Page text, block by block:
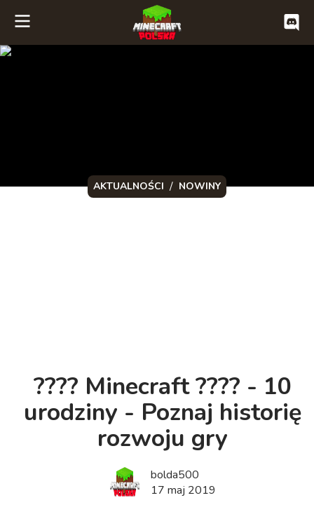
AKTUALNOŚCI / NOWINY
???? Minecraft ???? - 10
urodziny - Poznaj historię
rozwoju gry
bolda500
17 maj 2019